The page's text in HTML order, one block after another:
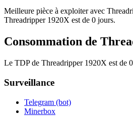
Meilleure pièce à exploiter avec
Threadripper 1920X est de 0 jours.
Consommation de
Le TDP de Threadripper 1920X est de
Surveillance
Telegram (bot)
Minerbox